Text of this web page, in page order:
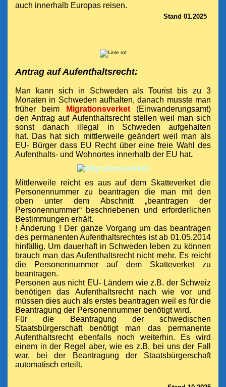
auch innerhalb Europas reisen.
Stand 01.2025
Antrag auf Aufenthaltsrecht:
Man kann sich in Schweden als Tourist bis zu 3
Monaten in Schweden aufhalten, danach musste man
früher beim
Migrationsverket(Einwanderungsamt)
den Antrag auf Aufenthaltsrecht stellen weil man sich
sonst danach illegal in Schweden aufgehalten
hat. Das hat sich mittlerweile geändert weil man als
EU- Bürger dass EU Recht über eine freie Wahl des
Aufenthalts- und Wohnortes innerhalb der EU hat.
Mittlerweile reicht es aus auf dem Skatteverket die
Personennummer zu beantragen die man mit den
oben unter dem Abschnitt „beantragen der
Personennummer“ beschriebenen und erforderlichen
Bestimmungen erhält.
! Änderung ! Der ganze Vorgang um das beantragen
des permanenten Aufenthaltsrechtes ist ab 01.05.2014
hinfällig. Um dauerhaft in Schweden leben zu können
brauch man das Aufenthaltsrecht nicht mehr. Es reicht
die Personennummer auf dem Skatteverket zu
beantragen.
Personen aus nicht EU- Ländern wie z.B. der Schweiz
benötigen das Aufenthaltsrecht nach wie vor und
müssen dies auch als erstes beantragen weil es für die
Beantragung der Personennummer benötigt wird.
Für die Beantragung der schwedischen
Staatsbürgerschaft benötigt man das permanente
Aufenthaltsrecht ebenfalls noch weiterhin. Es wird
einem in der Regel aber, wie es z.B. bei uns der Fall
war, bei der Beantragung der Staatsbürgerschaft
automatisch erteilt.